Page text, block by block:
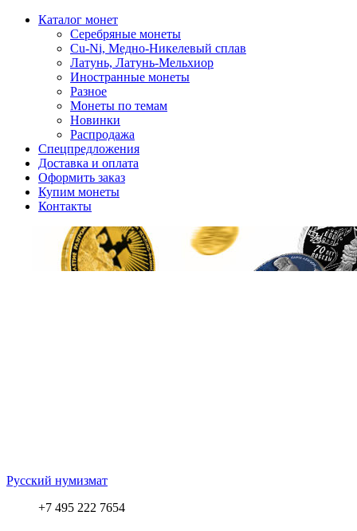
Каталог монет
Серебряные монеты
Cu-Ni, Медно-Никелевый сплав
Латунь, Латунь-Мельхиор
Иностранные монеты
Разное
Монеты по темам
Новинки
Распродажа
Спецпредложения
Доставка и оплата
Оформить заказ
Купим монеты
Контакты
Русский нумизмат
+7 495 222 7654